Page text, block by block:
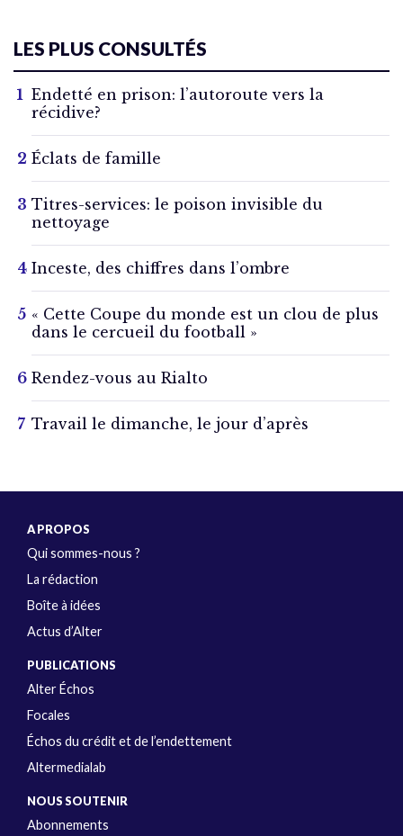
LES PLUS CONSULTÉS
Endetté en prison: l’autoroute vers la
récidive?
Éclats de famille
Titres-services: le poison invisible du
nettoyage
Inceste, des chiffres dans l’ombre
« Cette Coupe du monde est un clou de plus
dans le cercueil du football »
Rendez-vous au Rialto
Travail le dimanche, le jour d’après
A PROPOS
Qui sommes-nous ?
La rédaction
Boîte à idées
Actus d’Alter
PUBLICATIONS
Alter Échos
Focales
Échos du crédit et de l’endettement
Altermedialab
NOUS SOUTENIR
Abonnements